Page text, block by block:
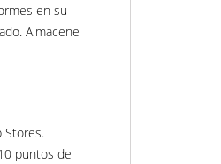
en su
Almacene
Stores.
puntos de